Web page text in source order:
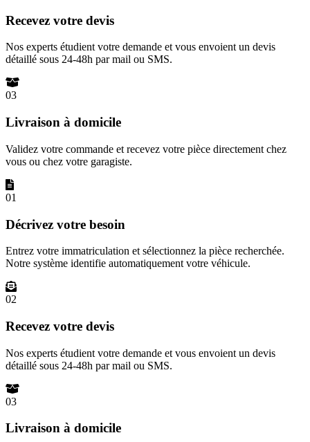
Recevez votre devis
Nos experts étudient votre demande et vous envoient un devis
détaillé sous 24-48h par mail ou SMS.
03
Livraison à domicile
Validez votre commande et recevez votre pièce directement chez
vous ou chez votre garagiste.
01
Décrivez votre besoin
Entrez votre immatriculation et sélectionnez la pièce recherchée.
Notre système identifie automatiquement votre véhicule.
02
Recevez votre devis
Nos experts étudient votre demande et vous envoient un devis
détaillé sous 24-48h par mail ou SMS.
03
Livraison à domicile